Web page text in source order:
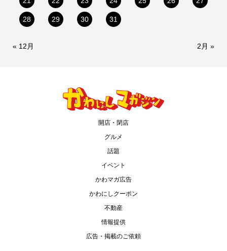
28 29 30 31
« 12月 2月 »
開店・閉店
グルメ
話題
イベント
かわマガ広告
かわにしクーポン
不動産
情報提供
広告・掲載のご依頼